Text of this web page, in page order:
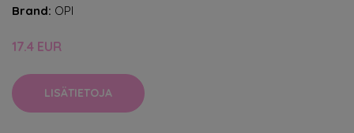
Brand: OPI
17.4 EUR
LISÄTIETOJA